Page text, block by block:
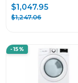
INVERTER SIDE BY
SIDE VS27LWID
$1,047.95
$1,247.06
-15%